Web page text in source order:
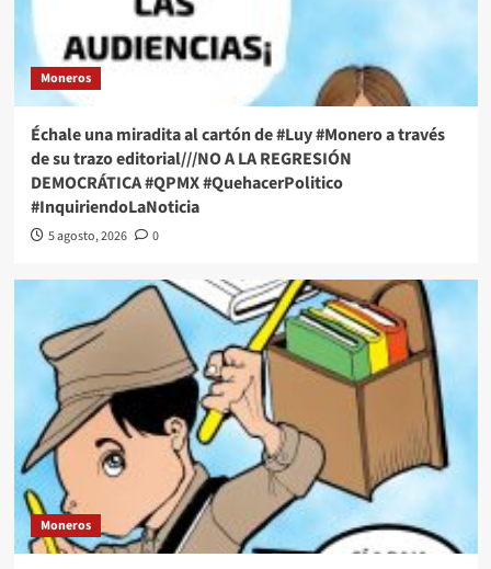
Moneros
Échale una miradita al cartón de #Luy #Monero a través
de su trazo editorial///NO A LA REGRESIÓN
DEMOCRÁTICA #QPMX #QuehacerPolitico
#InquiriendoLaNoticia
5 agosto, 2026 0
Moneros